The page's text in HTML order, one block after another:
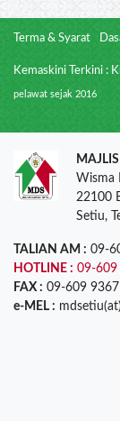
Terma & Syarat
Kemaskini Terkini :
pelawat sejak 2016
Wisma
22100
Setiu,
TALIAN AM : 09-
HOTLINE : 09-609
FAX : 09-609 9367
e-MEL :